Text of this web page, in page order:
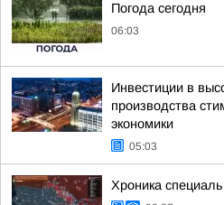
Погода сегодня
06:03
Инвестиции в
производства
экономики
05:03
Хроника